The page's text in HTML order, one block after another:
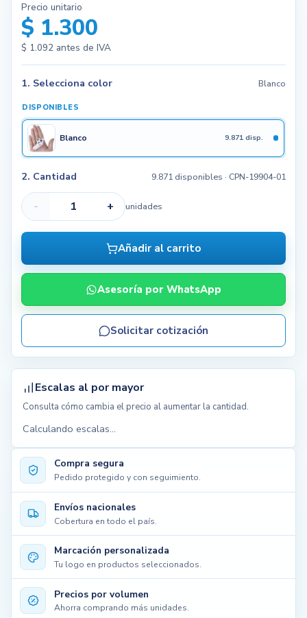
Compra segura
Pedido protegido y con seguimiento.
Envíos nacionales
Cobertura en todo el país.
Marcación personalizada
Tu logo en productos seleccionados.
Precios por volumen
Ahorra comprando más unidades.
Precio unitario
$ 1.300
$ 1.092antes de IVA
1. Selecciona color Blanco
DISPONIBLES
Blanco 9.871 disp.
2. Cantidad 9.871 disponibles · CPN-19904-01
- + unidades
Añadir al carrito
Asesoría por WhatsApp
Solicitar cotización
Escalas al por mayor
Consulta cómo cambia el precio al aumentar la cantidad.
Calculando escalas...